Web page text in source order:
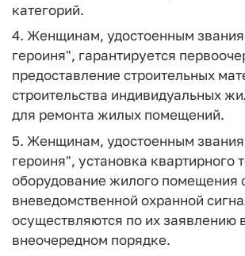
категорий.
4. Женщинам, удостоенным
героиня", гарантируется
предоставление строительных
строительства индивидуальных
для ремонта жилых помещений.
5. Женщинам, удостоенным
героиня", установка квартирного
оборудование жилого помещения
вневедомственной охранной
осуществляются по их заявлению
внеочередном порядке.